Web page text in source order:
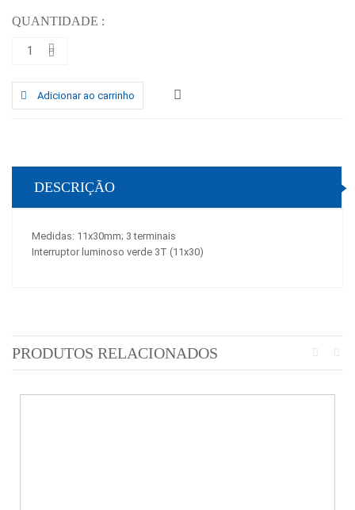
QUANTIDADE :
Adicionar ao carrinho
DESCRIÇÃO
Medidas: 11x30mm; 3 terminais
Interruptor luminoso verde 3T (11x30)
PRODUTOS RELACIONADOS